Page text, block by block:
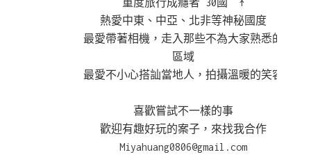
重度旅行成癮者 30國 ↑
熱愛中東、中亞、北非等神秘國度
最愛帶著相機，走入那些不為大家熟悉的
區域
最愛不小心搭訕當地人，拍攝溫暖的笑容
喜歡嘗試不一樣的事
歡迎有趣好玩的案子，來找我合作
Miyahuang0806@gmail.com